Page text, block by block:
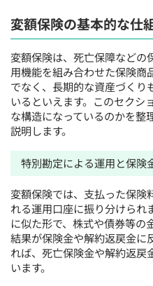
変額保険の基本的な仕
変額保険は、死亡保障などの
用機能を組み合わせた保険商
でなく、長期的な資産づくり
いるといえます。このセクシ
な構造になっているのかを整
説明します。
特別勘定による運用と保険
変額保険では、支払った保険
れる運用口座に振り分けられ
に似た形で、株式や債券等の
結果が保険金や解約返戻金に
れば、死亡保険金や解約返戻
います。